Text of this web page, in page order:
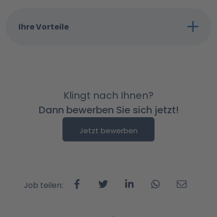
Ihre Vorteile
Klingt nach Ihnen?
Dann bewerben Sie sich jetzt!
Jetzt bewerben
Job teilen: